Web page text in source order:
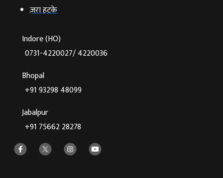
ज़रा हटके
Indore (HO)
0731-4220027/ 4220036
Bhopal
+91 93298 48099
Jabalpur
+91 75662 28278